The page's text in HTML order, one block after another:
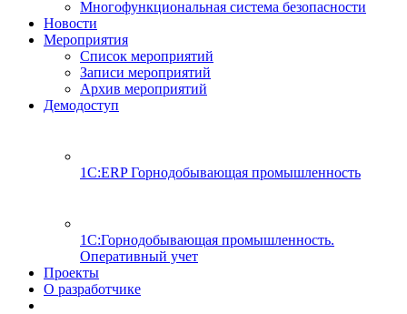
Многофункциональная система безопасности
Новости
Мероприятия
Список мероприятий
Записи мероприятий
Архив мероприятий
Демодоступ
1С:ERP Горнодобывающая промышленность
1С:Горнодобывающая промышленность.
Оперативный учет
Проекты
О разработчике